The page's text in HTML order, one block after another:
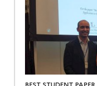
BEST STUDENT